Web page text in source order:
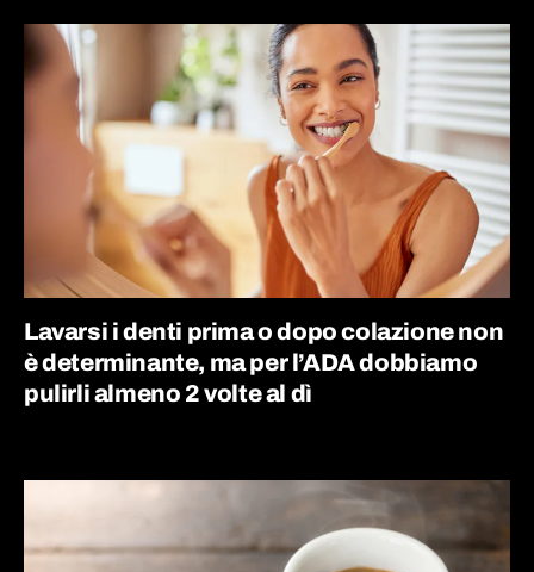
Lavarsi i denti prima o dopo colazione non
è determinante, ma per l’ADA dobbiamo
pulirli almeno 2 volte al dì